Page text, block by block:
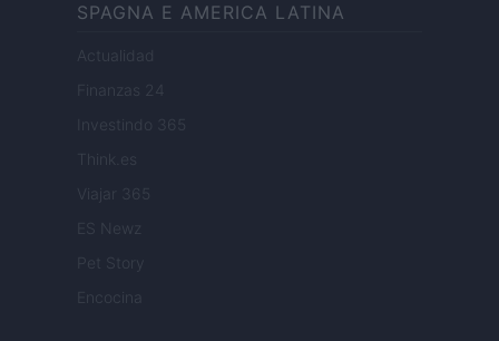
SPAGNA E AMERICA LATINA
Actualidad
Finanzas 24
Investindo 365
Think.es
Viajar 365
ES Newz
Pet Story
Encocina